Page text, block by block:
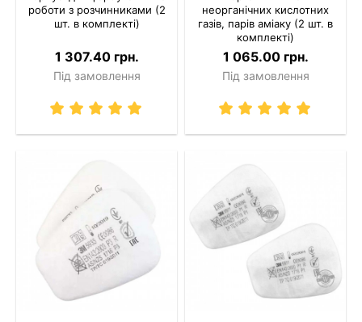
роботи з розчинниками (2
шт. в комплекті)
1 307.40 грн.
Під замовлення
неорганічних кислотних
газів, парів аміаку (2 шт. в
комплекті)
1 065.00 грн.
Під замовлення